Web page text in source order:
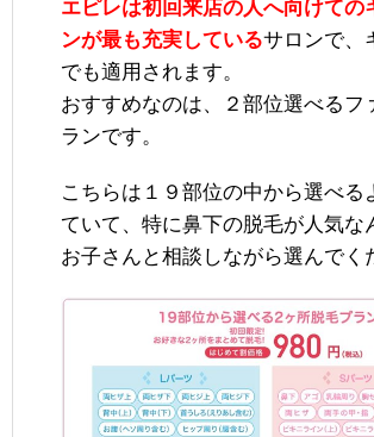
エピレは初回来店の人へ向けての
ンが最も充実しているサロンで、
でも適用されます。
おすすめなのは、２部位選べるフ
ランです。
こちらは１９部位の中から選べる
ていて、特に鼻下の脱毛が人気な
お子さんと相談しながら選んでく